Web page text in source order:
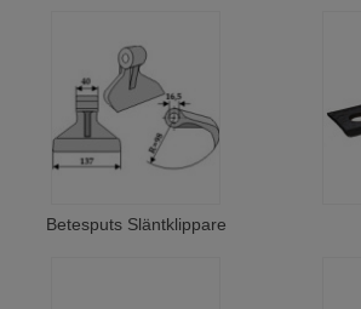
Betesputs Släntklippare